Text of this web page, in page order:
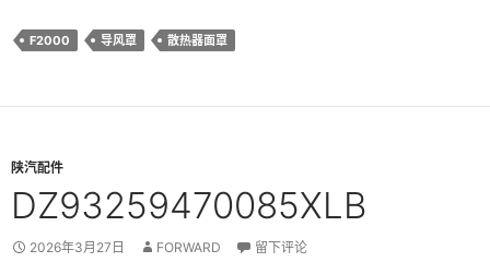
F2000 导风罩 散热器面罩
陕汽配件
DZ93259470085XLB
2026年3月27日 FORWARD 留下评论